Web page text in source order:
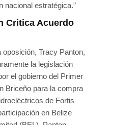
nacional estratégica.”
Critica Acuerdo
oposición, Tracy Panton,
la legislación
el gobierno del Primer
Briceño para la compra
de Fortis
en Belize